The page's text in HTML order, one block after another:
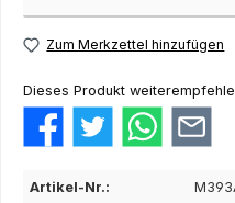
Zum Merkzettel hinzufügen
Dieses Produkt
Artikel-Nr.: